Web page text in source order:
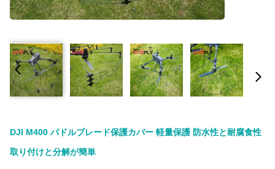
DJI M400 パドルブレード保護カバー 軽量保護 防水性と耐腐食性
取り付けと分解が簡単